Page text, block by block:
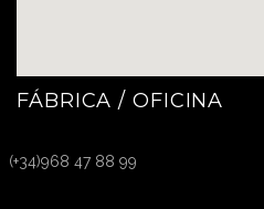
FÁBRICA / OFICINA
(+34)968 47 88 99